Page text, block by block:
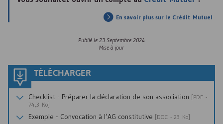
En savoir plus sur le Crédit Mutuel
Publié le 23 Septembre 2024
Mise à jour
TÉLÉCHARGER
Checklist - Préparer la déclaration de son association [PDF -
74,3 Ko]
Exemple - Convocation à l’AG constitutive [DOC - 23 Ko]